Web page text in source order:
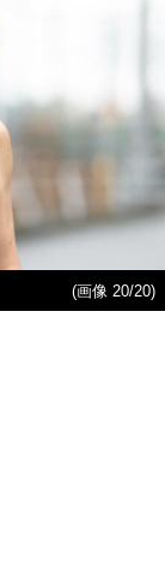
(画像 20/20)